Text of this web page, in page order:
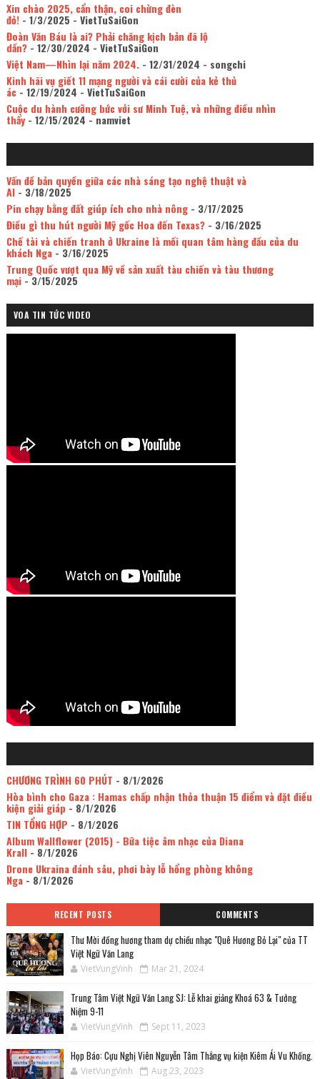
Xin chào 2025, cẩn thận, coi chừng đèn
đỏ!- 1/3/2025 - VietTuSaiGon
Đoàn Văn Báu là ai? Phải chăng kịch bản đã lộ
dần?- 12/30/2024 - VietTuSaiGon
Việt Nam—Nhìn lại năm 2024.- 12/31/2024 - songchi
Kinh hãi vụ giết 11 mạng người và cái cười của kẻ thủ
ác- 12/19/2024 - VietTuSaiGon
Cuộc du hành cưỡng bức với sư Minh Tuệ, và những điều nhìn
thấy- 12/15/2024 - namviet
Vấn đề bản quyền giữa các nhà sáng tạo nghệ thuật và
AI- 3/18/2025
Pin chạy bằng đất giúp ích cho nhà nông- 3/17/2025
Điều gì thu hút người Mỹ gốc Hoa đến Texas?- 3/16/2025
Chế tài và chiến tranh ở Ukraine là mối quan tâm hàng đầu của du
khách Nga- 3/16/2025
Trung Quốc vượt qua Mỹ về sản xuất tàu chiến và tàu thương
mại- 3/15/2025
VOA TIN TỨC VIDEO
CHƯƠNG TRÌNH 60 PHÚT - 8/1/2026
Hòa bình cho Gaza : Hamas chấp nhận thỏa thuận 15 điểm và đặt điều
kiện giải giáp - 8/1/2026
TIN TỔNG HỢP - 8/1/2026
Album Wallflower (2015) - Bữa tiệc âm nhạc của Diana
Krall- 8/1/2026
Drone Ukraina đánh sâu, phơi bày lỗ hổng phòng không
Nga- 8/1/2026
RECENT POSTS COMMENTS
Thư Mời đồng hương tham dự chiều nhạc "Quê Hương Bỏ Lại" của TT
Việt Ngữ Văn Lang
VietVungVinh Mar 21, 2024
Trung Tâm Việt Ngữ Văn Lang SJ: Lễ khai giảng Khoá 63 & Tưởng
Niệm 9-11
VietVungVinh Sept 11, 2023
Họp Báo: Cựu Nghị Viên Nguyễn Tâm Thắng vụ kiện Kiêm Ái Vu Khống.
VietVungVinh Aug 23, 2023